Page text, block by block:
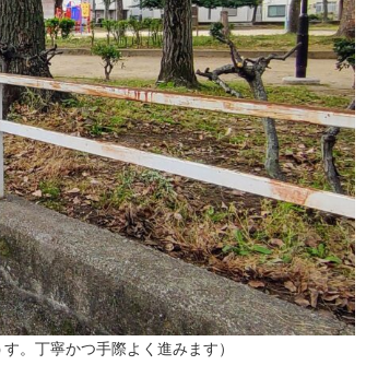
。丁寧かつ手際よく進みます）